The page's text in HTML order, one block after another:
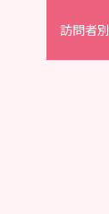
訪問者別